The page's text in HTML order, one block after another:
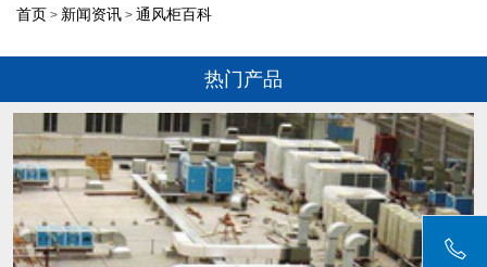
首页 > 新闻资讯 > 通风柜百科
热门产品